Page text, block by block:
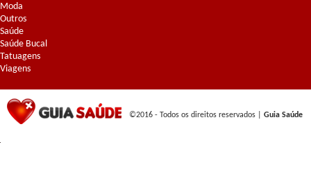
Moda
Outros
Saúde
Saúde Bucal
Tatuagens
Viagens
©2016 - Todos os direitos reservados | Guia Saúde